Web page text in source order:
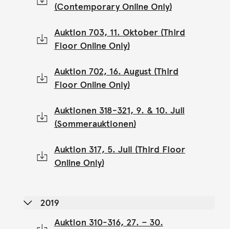
(Contemporary Online Only)
Auktion 703, 11. Oktober (Third
Floor Online Only)
Auktion 702, 16. August (Third
Floor Online Only)
Auktionen 318-321, 9. & 10. Juli
(Sommerauktionen)
Auktion 317, 5. Juli (Third Floor
Online Only)
2019
Auktion 310-316, 27. – 30.